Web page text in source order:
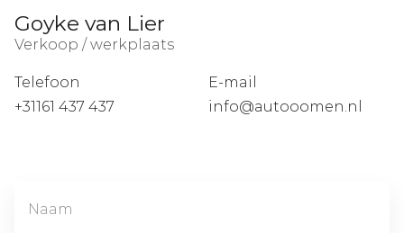
Goyke van Lier
Verkoop / werkplaats
Telefoon
+31161 437 437
E-mail
info@autooomen.nl